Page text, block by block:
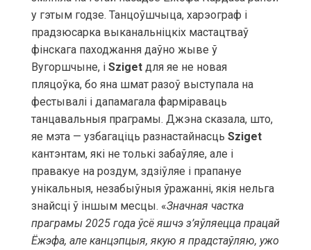
у гэтым годзе. Танцоўшчыца, харэограф і
прадзюсарка выканальніцкіх мастацтваў
фінскага паходжання даўно жыве ў
Вугоршчыне, і Sziget для яе не новая
пляцоўка, бо яна шмат разоў выступала на
фестывалі і дапамагала фарміраваць
танцавальныя праграмы. Джэна сказала, што,
яе мэта — узбагаціць разнастайнасць Sziget
кантэнтам, які не толькі забаўляе, але і
правакуе на роздум, здзіўляе і прапануе
унікальныя, незабыўныя ўражанні, якія нельга
знайсці ў іншым месцы. «Значная частка
праграмы 2025 года ўсё яшчэ з’яўляецца працай
Ёжэфа, але канцэпцыя, якую я прадстаўляю, ужо